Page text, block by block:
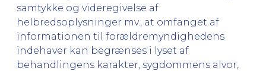
samtykke og videregivelse af
helbredsoplysninger mv., at omfanget af
informationen til forældremyndighedens
indehaver kan begrænses i lyset af
behandlingens karakter, sygdommens alvor,